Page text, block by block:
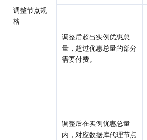
政策与规范
调整节点规
格
调整后超出实例优惠总
量，超过优惠总量的部分
需要付费。
调整后在实例优惠总量
内，对应数据库代理节点